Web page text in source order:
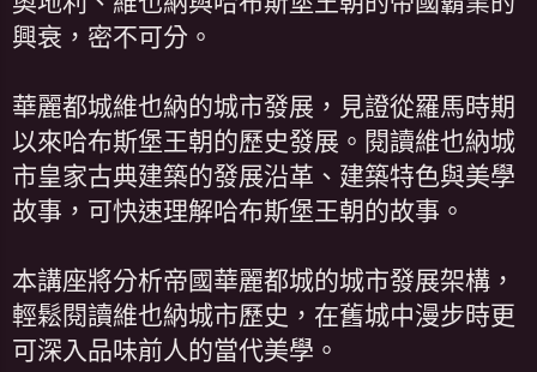
興衰，密不可分。
華麗都城維也納的城市發展，見證從羅馬時期
以來哈布斯堡王朝的歷史發展。閱讀維也納城
市皇家古典建築的發展沿革、建築特色與美學
故事，可快速理解哈布斯堡王朝的故事。
本講座將分析帝國華麗都城的城市發展架構，
輕鬆閱讀維也納城市歷史，在舊城中漫步時更
可深入品味前人的當代美學。